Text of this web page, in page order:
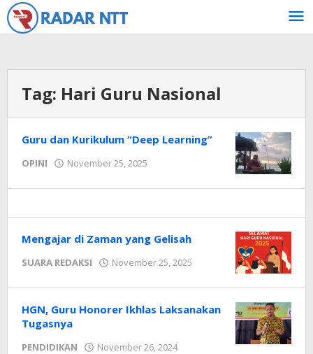
Lewati
ke
konten
Tag: Hari Guru Nasional
Guru dan Kurikulum “Deep Learning”
OPINI November 25, 2025
NTT
Mengajar di Zaman yang Gelisah
SUARA REDAKSI November 25, 2025
NTT
HGN, Guru Honorer Ikhlas Laksanakan
Tugasnya
PENDIDIKAN November 26, 2024